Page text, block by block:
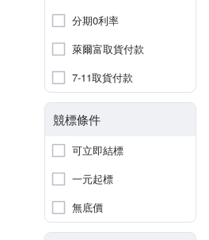
分期0利率
萊爾富取貨付款
7-11取貨付款
競標條件
可立即結標
一元起標
無底價